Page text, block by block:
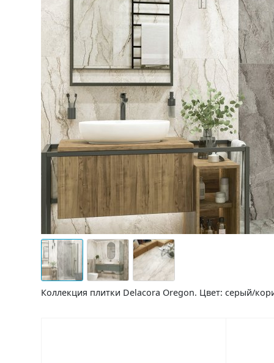
Коллекция плитки Delacora Oregon. Цвет: серый/